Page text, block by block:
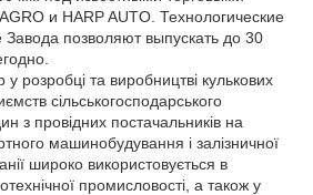
и HARP AUTO. Технологические
позволяют выпускать до 30
розробці та виробництві кулькових
сільськогосподарського
з провідних постачальників на
машинобудування і залізничної
широко використовується в
промисловості, а також у